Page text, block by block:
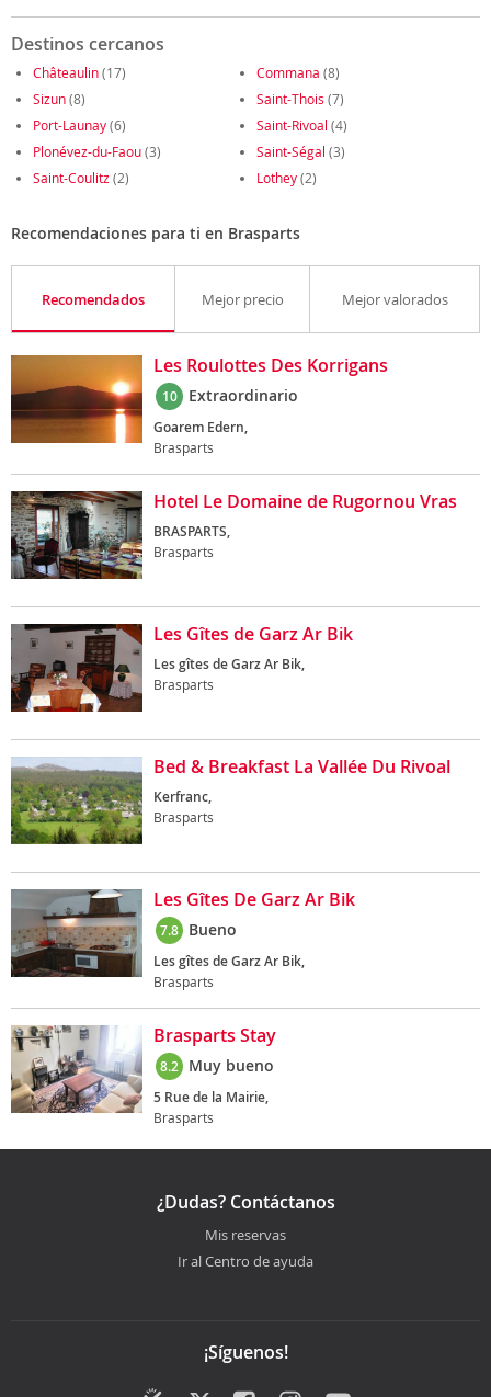
Destinos cercanos
Châteaulin(17) Commana (8)
Sizun(8) Saint-Thois (7)
Port-Launay(6) Saint-Rivoal (4)
Plonévez-du-Faou(3) Saint-Ségal (3)
Saint-Coulitz (2) Lothey(2)
Recomendaciones para ti en Brasparts
Recomendados Mejor precio Mejor valorados
Les Roulottes Des Korrigans
10 Extraordinario
Goarem Edern,
Brasparts
Hotel Le Domaine de Rugornou Vras
BRASPARTS,
Brasparts
Les Gîtes de Garz Ar Bik
Les gîtes de Garz Ar Bik,
Brasparts
Bed & Breakfast La Vallée Du Rivoal
Kerfranc,
Brasparts
Les Gîtes De Garz Ar Bik
7.8 Bueno
Les gîtes de Garz Ar Bik,
Brasparts
Brasparts Stay
8.2 Muy bueno
5 Rue de la Mairie,
Brasparts
¿Dudas? Contáctanos
Mis reservas
Ir al Centro de ayuda
¡Síguenos!